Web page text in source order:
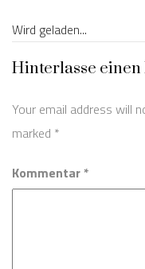
Wird geladen...
Hinterlasse
Your email address will
marked *
Kommentar *